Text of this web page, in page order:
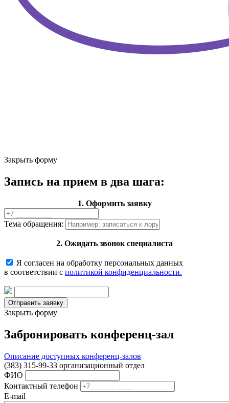
Закрыть форму
Запись на прием в два шага:
1. Оформить заявку
Тема обращения:
2. Ожидать звонок специалиста
Я согласен на обработку персональных данных
в соответствии с политикой конфиденциальности.
Закрыть форму
Забронировать конференц-зал
Описание доступных конференц-залов
(383) 315-99-33 организационный отдел
ФИО
Контактный телефон
E-mail